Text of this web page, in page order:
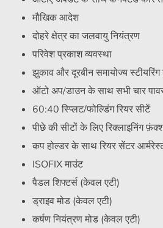
मौखिक आदेश
दोहरे क्षेत्र का जलवायु नियंत्रण
परिवेश प्रकाश व्यवस्था
झुकाव और दूरबीन समायोज्य स्टीयरिंग
ऑटो अप/डाउन के साथ सभी चार
60:40 स्प्लिट/फोल्डिंग रियर सीटें
पीछे की सीटों के लिए रिक्लाइनिंग
कप होल्डर के साथ रियर सेंटर
ISOFIX माउंट
पैडल शिफ्टर्स (केवल एटी)
ड्राइव मोड (केवल एटी)
कर्षण नियंत्रण मोड (केवल एटी)